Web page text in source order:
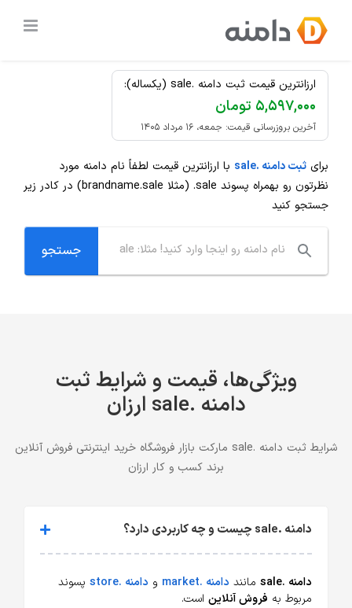
content
ثبت دامنه
ارزانترین قیمت ثبت دامنه .sale (یکساله):
۵,۵۹۷,۰۰۰ تومان
آخرین بروزرسانی قیمت: جمعه، ۱۶ مرداد ۱۴۰۵
برای ثبت دامنه .sale
با ارزانترین قیمت لطفاً نام دامنه مورد
نظرتون رو بهمراه پسوند .sale
(مثلا brandname.sale) در کادر زیر
جستجو کنید
ویژگی‌ها، قیمت و شرایط ثبت
دامنه .sale ارزان
شرایط ثبت دامنه .sale مارکت بازار فروشگاه خرید اینترنتی فروش آنلاین
برند کسب و کار ارزان
دامنه .sale چیست و چه کاربردی دارد؟
دامنه .sale مانند دامنه .market و دامنه .store
پسوند
مربوط به فروش آنلاین است.